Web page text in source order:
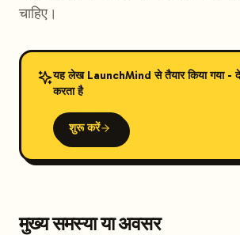
चाहिए।
यह लेख LaunchMind से तैयार किया गया -
करता है
शुरू करें
मुख्य समस्या या अवसर